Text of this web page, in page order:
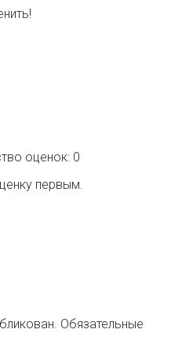
оценок: 0
первым.
Обязательные